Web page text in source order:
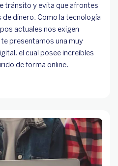
tránsito y evita que afrontes
dinero. Como la tecnología
actuales nos exigen
presentamos una muy
el cual posee increíbles
de forma online.